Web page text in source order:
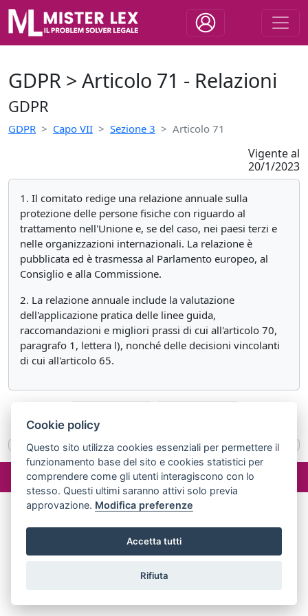
GDPR > Articolo 71 - Relazioni
GDPR
GDPR Capo VII Sezione 3 Articolo 71
Vigente al
20/1/2023
1. Il comitato redige una relazione annuale sulla
protezione delle persone fisiche con riguardo al
trattamento nell'Unione e, se del caso, nei paesi terzi e
nelle organizzazioni internazionali. La relazione è
pubblicata ed è trasmessa al Parlamento europeo, al
Consiglio e alla Commissione.
2. La relazione annuale include la valutazione
dell'applicazione pratica delle linee guida,
raccomandazioni e migliori prassi di cui all'articolo 70,
paragrafo 1, lettera l), nonché delle decisioni vincolanti
di cui all'articolo 65.
©2024 misterlex.it - redazione@misterlex.it- Privacy
02029690472
Cookie policy
Questo sito utilizza cookies essenziali per permettere il
funzionamento base del sito e cookies statistici per
comprendere come gli utenti interagiscono con lo
stesso. Questi ultimi saranno attivi solo previa
approvazione. Modifica preferenze
Accetta tutti
Rifiuta